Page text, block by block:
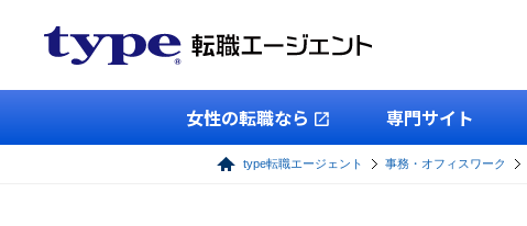
女性の転職なら 専門サイト
type転職エージェント 事務・オフィスワーク